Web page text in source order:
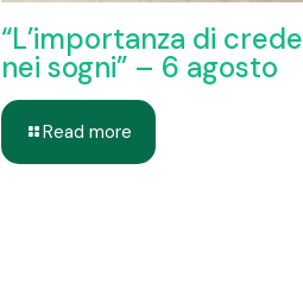
“L’importanza di
nei sogni” – 6 agosto
Read more